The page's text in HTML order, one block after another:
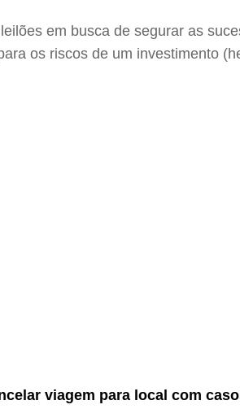
em busca de segurar as
os riscos de um investimento
viagem para local com